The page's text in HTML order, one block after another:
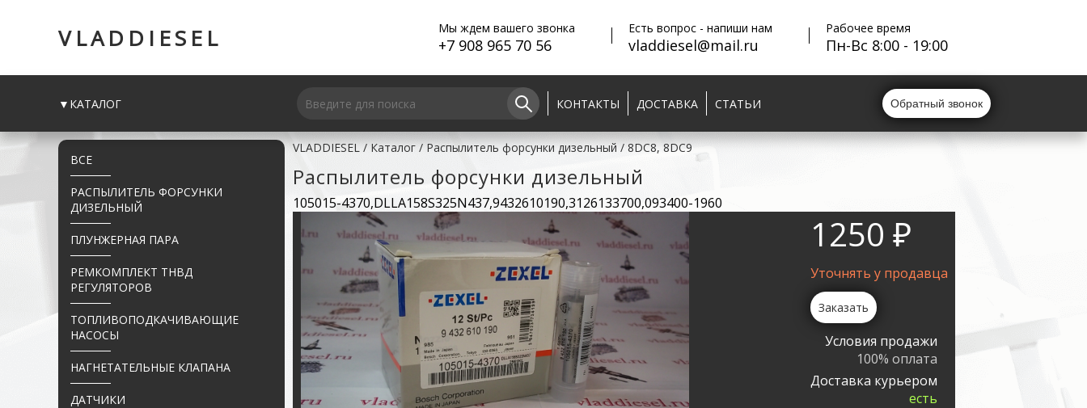
VLADDIESEL Мы ждем вашего звонка
+7 908 965 70 56
Есть вопрос - напиши нам
vladdiesel@mail.ru
Рабочее время
Пн-Вс 8:00 - 19:00
▼КАТАЛОГ КОНТАКТЫ ДОСТАВКА СТАТЬИ Обратный звонок
ВСЕ
РАСПЫЛИТЕЛЬ ФОРСУНКИ
ДИЗЕЛЬНЫЙ
ПЛУНЖЕРНАЯ ПАРА
РЕМКОМПЛЕКТ ТНВД
РЕГУЛЯТОРОВ
ТОПЛИВОПОДКАЧИВАЮЩИЕ
НАСОСЫ
НАГНЕТАТЕЛЬНЫЕ КЛАПАНА
ДАТЧИКИ
VLADDIESEL/Каталог /Распылитель форсунки дизельный /8DC8, 8DC9
Распылитель форсунки дизельный
105015-4370,DLLA158S325N437,9432610190,3126133700,093400-1960
1250 ₽
Уточнять у продавца
Заказать
Условия продажи
100% оплата
Доставка курьером
есть